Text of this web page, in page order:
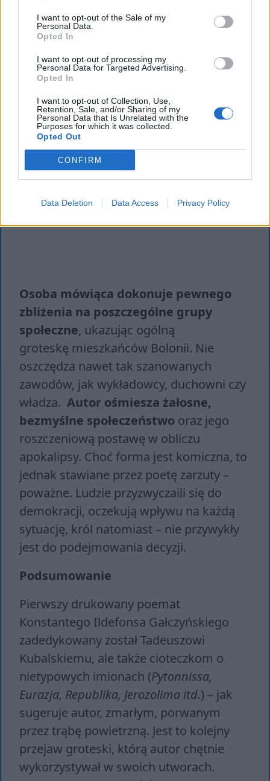
I want to opt-out of the Sale of my
Personal Data.
Opted In
I want to opt-out of processing my
Personal Data for Targeted Advertising.
Opted In
I want to opt-out of Collection, Use,
Retention, Sale, and/or Sharing of my
Personal Data that Is Unrelated with the
Purposes for which it was collected.
Opted Out
CONFIRM
Data Deletion Data Access Privacy Policy
Osoba mówiąca dokonuje pewnego
zbliżenia na poszczególne grupy
społeczne, ukazując ogólną
groteskę mieszkańców Bolonii. Nie
oszczędza nawet tak szanowanych
zawodów, jak wykładowcy, duchowni czy
władza. Autor ośmiesza żałosne,
bezmyślne społeczeństwo oraz jego
roszczeniową postawę w obliczu
apokalipsy. Choć forma jest komiczna, to
jednak stawiane przez poetę zarzuty –
poważne. Ludzie przyzwyczaili się do
demokracji, oczekują wpływu na każdą
sytuację, król natomiast – nie przywykły
jest do podejmowania decyzji.
Podsumowanie
Pierwszy drukowany poemat
Konstantego Ildefonsa Gałczyńskiego
zadedykowany został Tadeuszowi
Kubalskiemu, ale także cioteczkom o
nietypowych imionach (Pytonnissa,
Eurazja, Republika, Jerozolima itd.) – jak
sugeruje autor, zmarłym, porwanym
przez trąbę powietrzną. Jest to kolejny
przejaw groteski, którą autor chętnie
wykorzystywał w swoich utworach.